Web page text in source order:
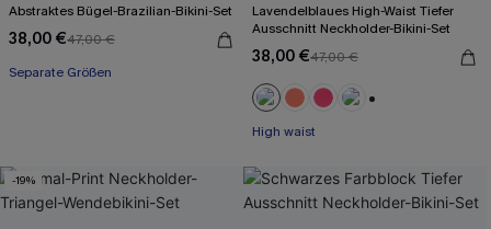
Abstraktes Bügel-Brazilian-Bikini-Set
38,00 €47,00 €
Separate Größen
Lavendelblaues High-Waist Tiefer
Ausschnitt Neckholder-Bikini-Set
38,00 €47,00 €
High waist
-19%